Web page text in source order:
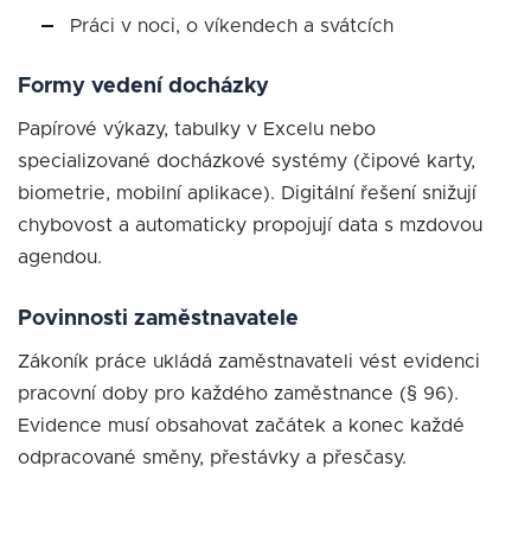
Práci v noci, o víkendech a svátcích
Formy vedení docházky
Papírové výkazy, tabulky v Excelu nebo
specializované docházkové systémy (čipové karty,
biometrie, mobilní aplikace). Digitální řešení snižují
chybovost a automaticky propojují data s mzdovou
agendou.
Povinnosti zaměstnavatele
Zákoník práce ukládá zaměstnavateli vést evidenci
pracovní doby pro každého zaměstnance (§ 96).
Evidence musí obsahovat začátek a konec každé
odpracované směny, přestávky a přesčasy.